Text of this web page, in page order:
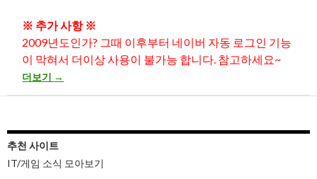
※ 추가 사항 ※
2009년도인가? 그때 이후부터 네이버 자동 로그인 기능
이 막혀서 더이상 사용이 불가능 합니다. 참고하세요~
네이버에 자동으로 로그인하자!!!
더보기 →
추천 사이트
IT/게임 소식 모아보기